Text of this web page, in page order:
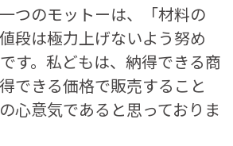
つのモットーは、「材料の
段は極力上げないよう努め
す。私どもは、納得できる商
できる価格で販売すること
心意気であると思っておりま